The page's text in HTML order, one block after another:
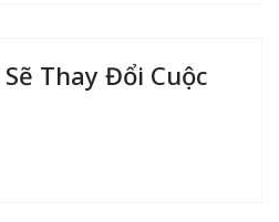
Thay Đổi Cuộc